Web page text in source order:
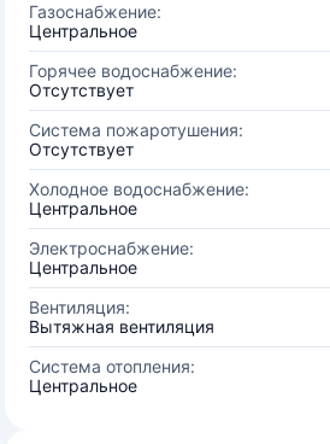
Газоснабжение:
Центральное
Горячее водоснабжение:
Отсутствует
Система пожаротушения:
Отсутствует
Холодное водоснабжение:
Центральное
Электроснабжение:
Центральное
Вентиляция:
Вытяжная вентиляция
Система отопления:
Центральное